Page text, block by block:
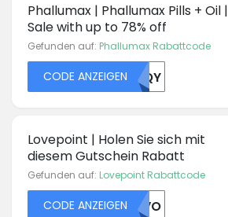
Phallumax | Phallumax Pills + Oil |
Sale with up to 78% off
Gefunden auf: Phallumax Rabattcode
CODE ANZEIGEN NTQY
Lovepoint | Holen Sie sich mit
diesem Gutschein Rabatt
Gefunden auf: Lovepoint Rabattcode
CODE ANZEIGEN VFVO